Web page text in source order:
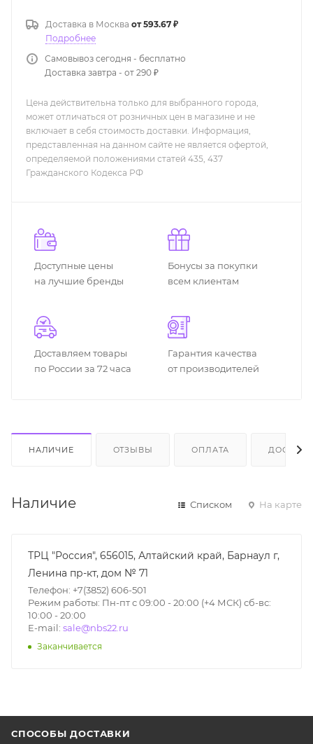
Доставка в Москва от 593.67 ₽
Подробнее
Самовывоз сегодня - бесплатно
Доставка завтра - от 290 ₽
Цена действительна только для выбранного города,
может отличаться от розничных цен в магазине и не
включает в себя стоимость доставки. Информация,
представленная на данном сайте не является офертой,
определяемой положениями статей 435, 437
Гражданского Кодекса РФ
Доступные цены
на лучшие бренды
Бонусы за покупки
всем клиентам
Доставляем товары
по России за 72 часа
Гарантия качества
от производителей
НАЛИЧИЕ ОТЗЫВЫ ОПЛАТА
Наличие Списком На карте
ТРЦ "Россия", 656015, Алтайский край, Барнаул г,
Ленина пр-кт, дом № 71
Телефон: +7(3852) 606-501
Режим работы: Пн-пт с 09:00 - 20:00 (+4 МСК) сб-вс:
10:00 - 20:00
E-mail: sale@nbs22.ru
Заканчивается
СПОСОБЫ ДОСТАВКИ